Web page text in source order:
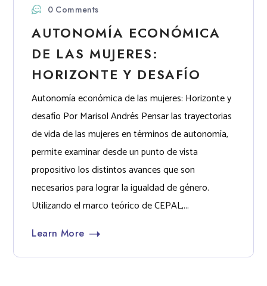
0 Comments
AUTONOMÍA ECONÓMICA
DE LAS MUJERES:
HORIZONTE Y DESAFÍO
Autonomía económica de las mujeres: Horizonte y
desafío Por Marisol Andrés Pensar las trayectorias
de vida de las mujeres en términos de autonomía,
permite examinar desde un punto de vista
propositivo los distintos avances que son
necesarios para lograr la igualdad de género.
Utilizando el marco teórico de CEPAL,...
Learn More